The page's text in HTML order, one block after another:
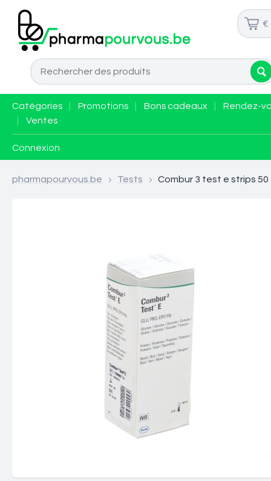
€
Catégories Promotions Bons cadeaux
Rendez-
Ventes
Connexion
pharmapourvous.be > Tests > Combur 3 test e strips 50